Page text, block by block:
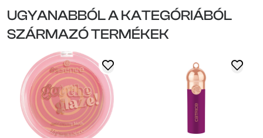
UGYANABBÓL A KATEGÓRIÁBÓL
SZÁRMAZÓ TERMÉKEK